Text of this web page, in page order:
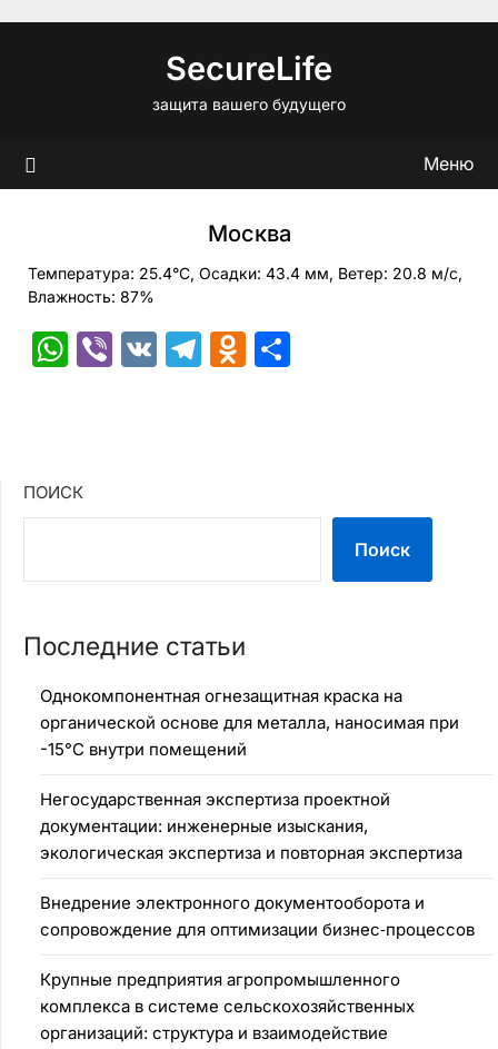
SecureLife
защита вашего будущего
Меню
Москва
Температура: 25.4°C, Осадки: 43.4 мм, Ветер: 20.8 м/с,
Влажность: 87%
WhatsApp
Viber
VK Telegram
Odnoklassniki
ПОИСК
Поиск
Последние статьи
Однокомпонентная огнезащитная краска на
органической основе для металла, наносимая при
-15°C внутри помещений
Негосударственная экспертиза проектной
документации: инженерные изыскания,
экологическая экспертиза и повторная экспертиза
Внедрение электронного документооборота и
сопровождение для оптимизации бизнес‑процессов
Крупные предприятия агропромышленного
комплекса в системе сельскохозяйственных
организаций: структура и взаимодействие